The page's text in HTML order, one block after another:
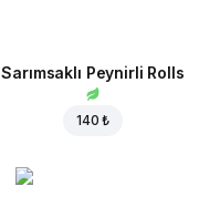
Sarımsaklı Peynirli Rolls
140 ₺